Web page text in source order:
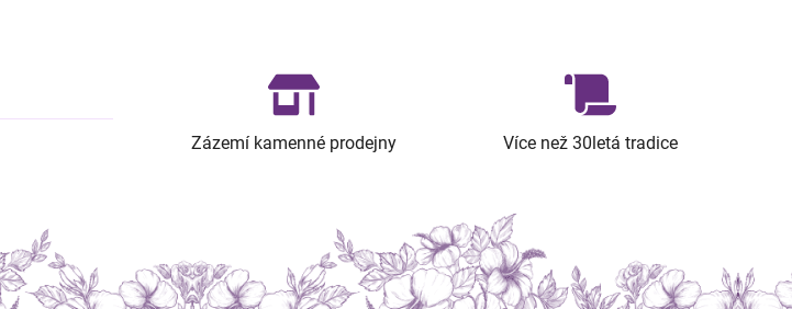
Zázemí kamenné prodejny Více než 30letá tradice